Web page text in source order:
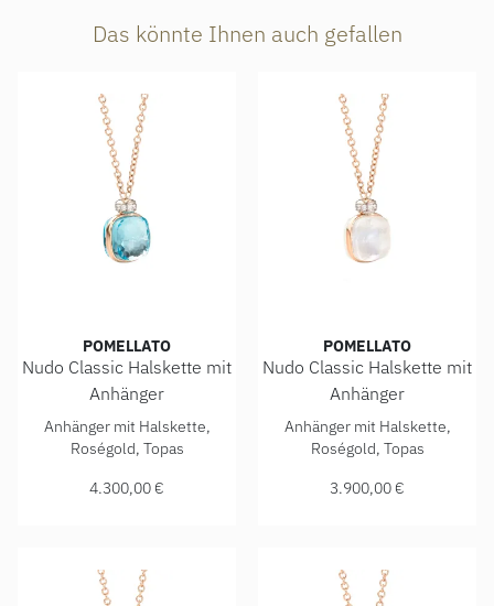
Das könnte Ihnen auch gefallen
POMELLATO
Nudo Classic Halskette mit
Anhänger
Pomellato Nudo Classic Halskette mit Anhänger, Ref:
Anhänger mit Halskette,
Roségold, Topas
4.300,00 €
POMELLATO
Nudo Classic Halskette mit
Anhänger
Pomellato Nudo Classic
Anhänger mit Halskette,
Roségold, Topas
3.900,00 €